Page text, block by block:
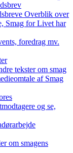
Overblik over
Smag for Livet har
foredrag mv.
tekster om smag
af Smag
og se,
om smagens